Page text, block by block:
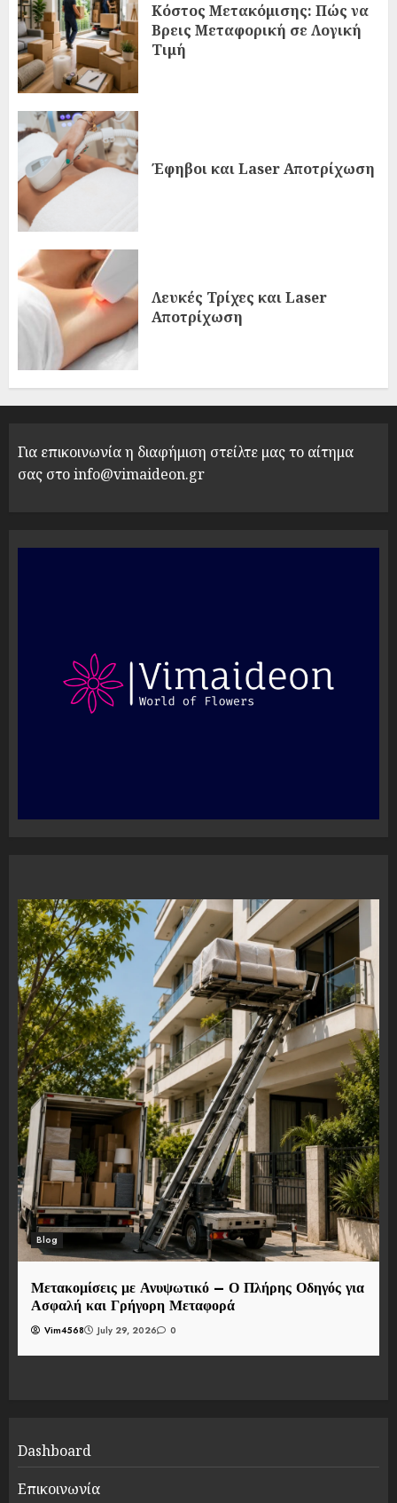
Κόστος Μετακόμισης: Πώς να
Βρεις Μεταφορική σε Λογική
Τιμή
Έφηβοι και Laser Αποτρίχωση
Λευκές Τρίχες και Laser
Αποτρίχωση
Για επικοινωνία η διαφήμιση στείλτε μας το αίτημα
σας στο info@vimaideon.gr
Blog
Μετακομίσεις με Ανυψωτικό – Ο Πλήρης Οδηγός για
Ασφαλή και Γρήγορη Μεταφορά
Vim4568 July 29, 2026 0
Dashboard
Επικοινωνία